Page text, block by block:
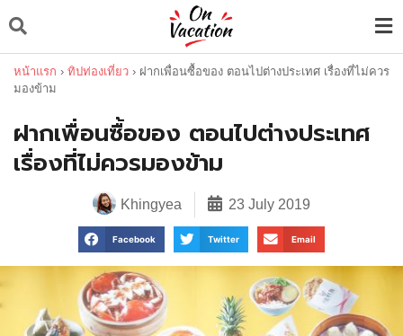
หน้าแรก › ทิปท่องเที่ยว › ฝากเพื่อนซื้อของ ตอนไปต่างประเทศ เรื่องที่ไม่ควร
มองข้าม
ฝากเพื่อนซื้อของ ตอนไปต่างประเทศ
เรื่องที่ไม่ควรมองข้าม
Khingyea 23 July 2019
Facebook Twitter Email